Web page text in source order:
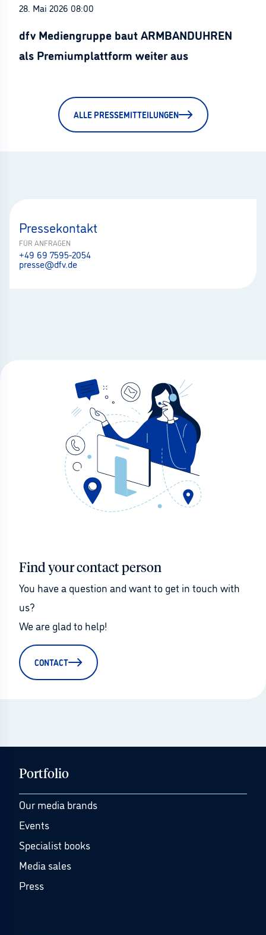
28. Mai 2026 08:00
dfv Mediengruppe baut ARMBANDUHREN
als Premiumplattform weiter aus
ALLE PRESSEMITTEILUNGEN
Pressekontakt
FÜR ANFRAGEN
+49 69 7595-2054
presse@dfv.de
Find your contact person
You have a question and want to get in touch with
us?
We are glad to help!
CONTACT
Portfolio
Our media brands
Events
Specialist books
Media sales
Press